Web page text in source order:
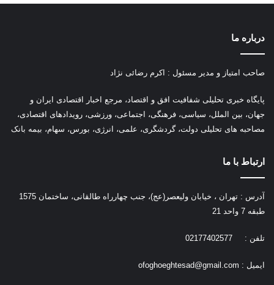
درباره ما
صاحب امتیاز و مدیر مسئول : اکرم رضائی نژاد
پایگاه خبری تحلیلی شفافیت افق و اقتصاد، مرجع اخبار اقتصادی ایران و
جهان، بین الملل، سیاسی، فرهنگی، اجتماعی، ورزشی، رویدادهای اقتصادی،
مصاحبه های تحلیلی دولت، گردشگری، علمی، انرژی، بورس، سهام، بیمه بانک
ارتباط با ما
آدرس : تهران ، خیابان ولیعصر(عج)، جنب چهارراه طالقانی، ساختمان 1575
طبقه 7 واحد 21
تلفن : 02177402577
ایمیل : ofoghoeghtesad@gmail.com